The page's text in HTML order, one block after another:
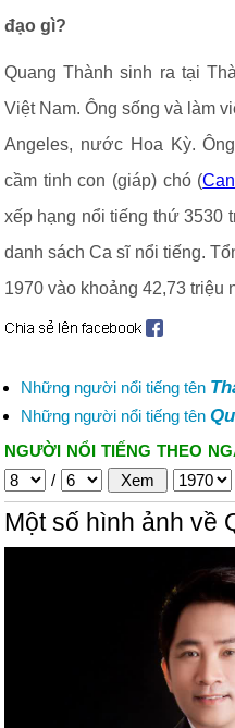
đạo gì?
Quang Thành sinh ra tại
Việt Nam. Ông sống và làm
Angeles, nước Hoa Kỳ.
cầm tinh con (giáp) chó (
xếp hạng nổi tiếng thứ 3530
danh sách Ca sĩ nổi tiếng.
1970 vào khoảng 42,73 triệu
Những người nổi tiếng tên
Những người nổi tiếng tên
NGƯỜI NỔI TIẾNG THEO
/
Một số hình ảnh về